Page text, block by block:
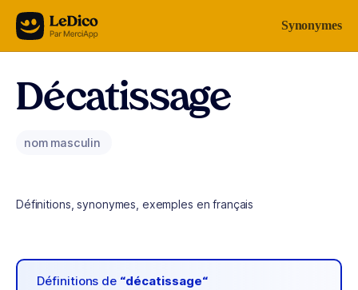
Aller au contenu Synonymes
Décatissage
nom masculin
Définitions, synonymes, exemples en français
Définitions de “décatissage“